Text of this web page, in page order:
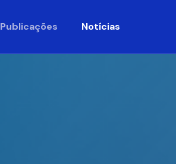
Publicações Notícias